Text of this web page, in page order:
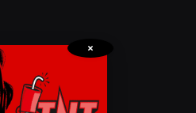
×